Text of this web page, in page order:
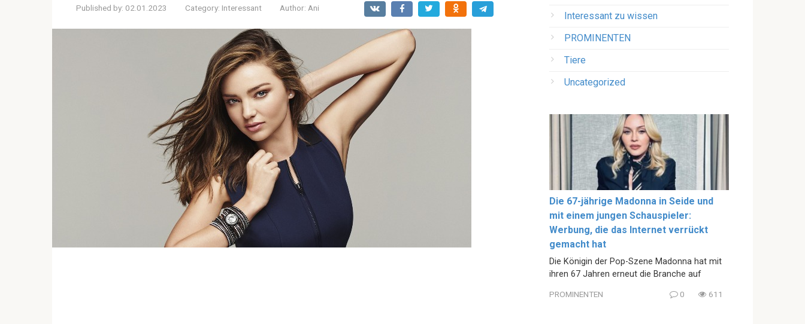
Published by: 02.01.2023 Category: Interessant Author: Ani
Interessant zu wissen
PROMINENTEN
Tiere
Uncategorized
Die 67-jährige Madonna in Seide und
mit einem jungen Schauspieler:
Werbung, die das Internet verrückt
gemacht hat
Die Königin der Pop-Szene Madonna hat mit
ihren 67 Jahren erneut die Branche auf
PROMINENTEN 0 611